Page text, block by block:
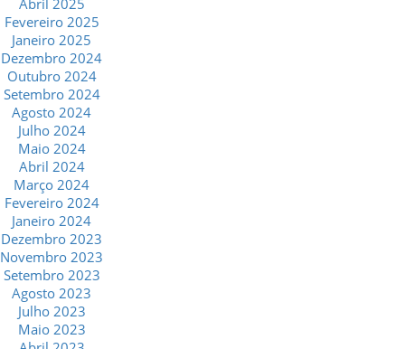
Abril 2025
Fevereiro 2025
Janeiro 2025
Dezembro 2024
Outubro 2024
Setembro 2024
Agosto 2024
Julho 2024
Maio 2024
Abril 2024
Março 2024
Fevereiro 2024
Janeiro 2024
Dezembro 2023
Novembro 2023
Setembro 2023
Agosto 2023
Julho 2023
Maio 2023